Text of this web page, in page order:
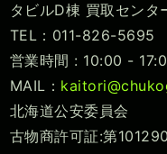
タビルD棟 買取センタ
TEL：011-826-5695
営業時間 : 10:00 -
MAIL：
北海道公安委員会
古物商許可証:第